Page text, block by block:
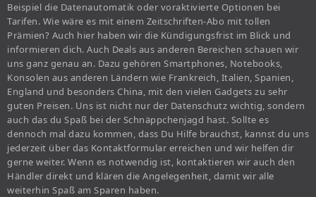
Beispiel die Datenautomatik oder voraktivierte Optionen bei
Tarifen. Wie wäre es mit einem Zeitschriften-Abo mit tollen
Prämien? Auch hier haben wir die Kündigungsfrist im Blick und
informieren dich. Auch Deals aus anderen Bereichen schauen wir
uns ganz genau an. Dazu gehören Smartphones, Notebooks,
Konsolen aus anderen Ländern wie Frankreich, Italien, Spanien,
England und besonders China, mit den vielen Gadgets zu sehr
guten Preisen. Uns ist nicht nur der Datenschutz wichtig, sondern
auch das du Spaß bei der Schnäppchenjagd hast. Sollte es
dennoch mal dazu kommen, dass Du Hilfe brauchst, kannst du uns
jederzeit über das Kontaktformular erreichen und wir helfen dir
gerne weiter. Wenn es notwendig ist, kontaktieren wir auch den
Händler direkt und klären die Angelegenheit, damit wir alle
weiterhin Spaß am Sparen haben.